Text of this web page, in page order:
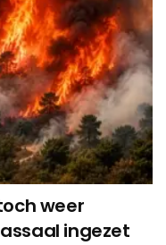
weer
ingezet